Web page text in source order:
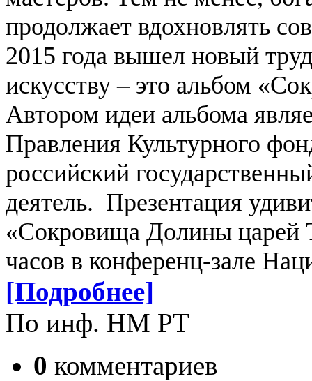
продолжает вдохновлять
2015 года вышел новый
искусству – это альбом
Автором идеи альбома
Правления Культурного
российский
деятель. Презентация
«Сокровища Долины царей
часов в конференц-зале
[Подробнее]
По инф. НМ РТ
0 комментариев